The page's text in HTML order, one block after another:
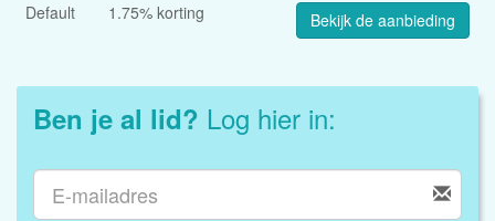
Default 1.75% korting Bekijk de aanbieding
Ben je al lid? Log hier in: